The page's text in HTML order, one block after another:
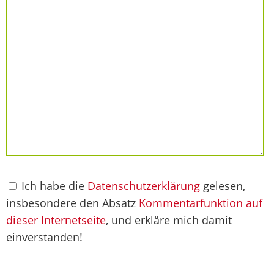
Ich habe die Datenschutzerklärung gelesen,
insbesondere den Absatz Kommentarfunktion auf
dieser Internetseite, und erkläre mich damit
einverstanden!